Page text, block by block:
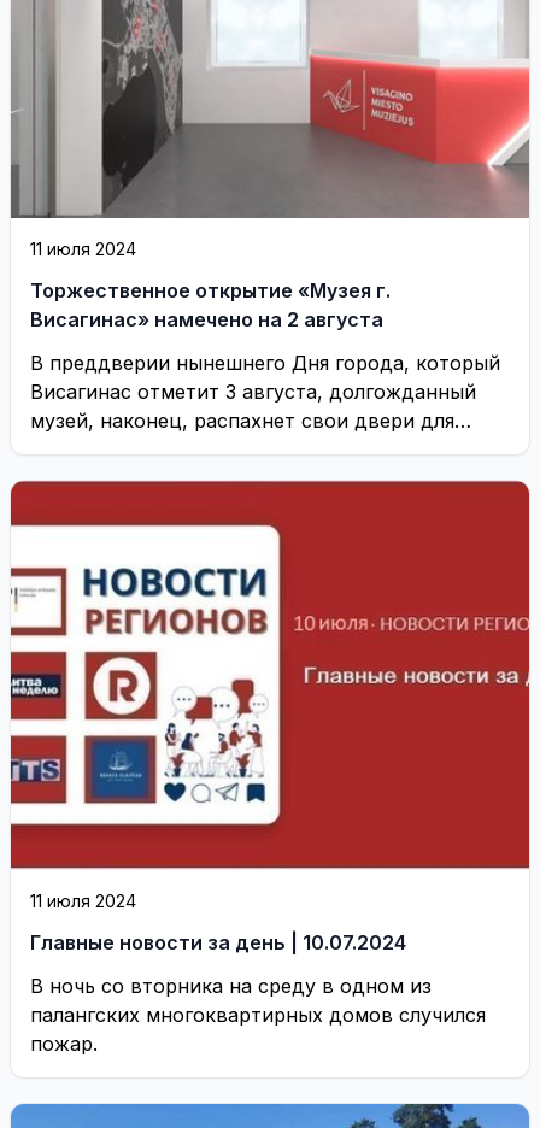
11 июля 2024
Торжественное открытие «Музея г.
Висагинас» намечено на 2 августа
В преддверии нынешнего Дня города, который
Висагинас отметит 3 августа, долгожданный
музей, наконец, распахнет свои двери для
посетителей
11 июля 2024
Главные новости за день | 10.07.2024
В ночь со вторника на среду в одном из
палангских многоквартирных домов случился
пожар.